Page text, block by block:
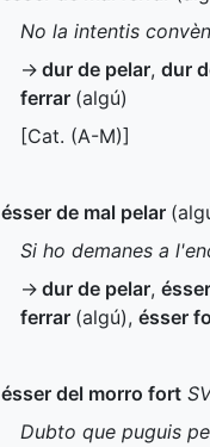
No la intentis
→ dur de pelar, dur
ferrar (algú)
[Cat. (A-M)]
ésser de mal pelar
Si ho demanes a
→ dur de pelar,
ferrar (algú), ésser
ésser del morro fort
Dubto que puguis